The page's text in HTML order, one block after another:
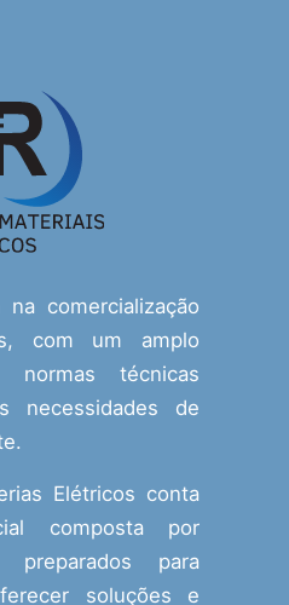
na comercialização
com um amplo
técnicas
de
Elétricos conta
composta por
preparados para
soluções e